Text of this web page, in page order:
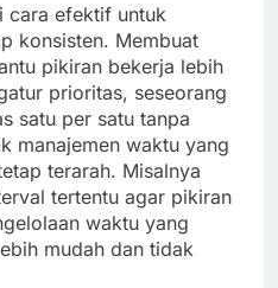
cara efektif untuk
konsisten. Membuat
pikiran bekerja lebih
prioritas, seseorang
satu per satu tanpa
manajemen waktu yang
terarah. Misalnya
tertentu agar pikiran
waktu yang
mudah dan tidak